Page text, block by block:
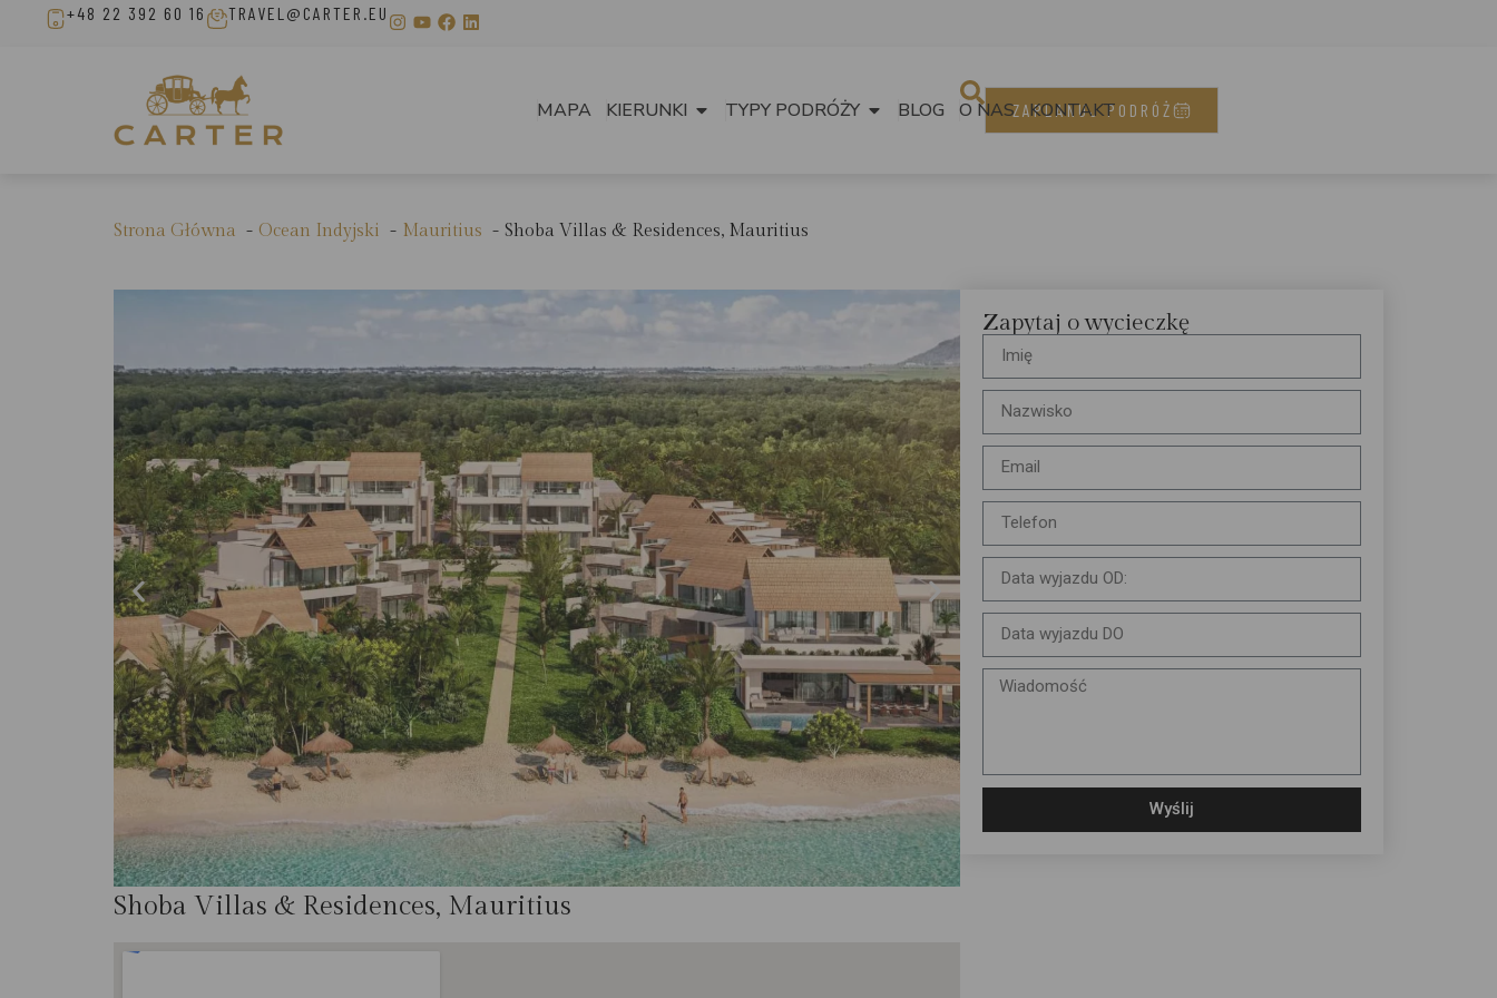
+48 22 392 60 16 TRAVEL@CARTER.EU
MAPA KIERUNKI TYPY PODRÓŻY BLOG O NAS KONTAKT
ZAPLANUJ PODRÓŻ
Strona Główna Ocean Indyjski Mauritius Shoba Villas & Residences, Mauritius
Shoba Villas & Residences, Mauritius
Zapytaj o wycieczkę
Wyślij